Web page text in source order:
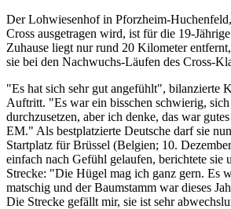
Der Lohwiesenhof in Pforzheim-
Cross ausgetragen wird, ist für die 19-
Zuhause liegt nur rund 20 Kilometer
sie bei den Nachwuchs-Läufen des Cross-
"Es hat sich sehr gut angefühlt", bilanzierte
Auftritt. "Es war ein bisschen schwierig, sich
durchzusetzen, aber ich denke, das war
EM." Als bestplatzierte Deutsche darf sie
Startplatz für Brüssel (Belgien; 10.
einfach nach Gefühl gelaufen, berichtete sie
Strecke: "Die Hügel mag ich ganz gern. Es
matschig und der Baumstamm war dieses
Die Strecke gefällt mir, sie ist sehr